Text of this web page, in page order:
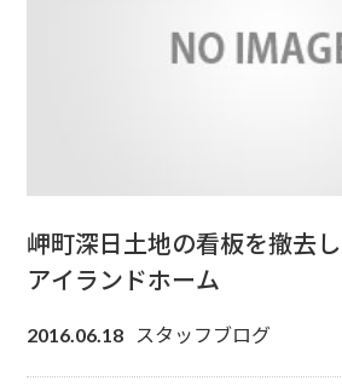
岬町深日土地の看板を撤去
アイランドホーム
2016.06.18 スタッフブログ